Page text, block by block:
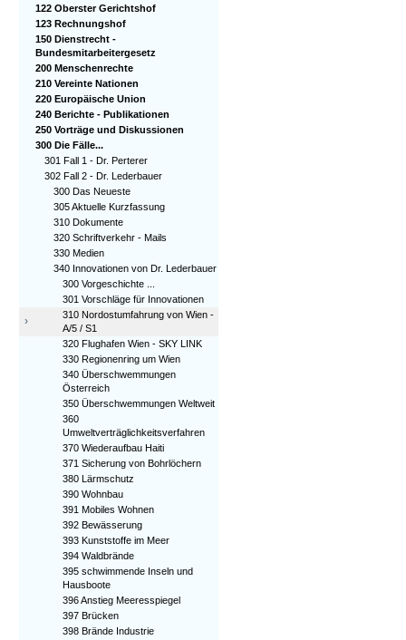
122 Oberster Gerichtshof
123 Rechnungshof
150 Dienstrecht -
Bundesmitarbeitergesetz
200 Menschenrechte
210 Vereinte Nationen
220 Europäische Union
240 Berichte - Publikationen
250 Vorträge und Diskussionen
300 Die Fälle...
301 Fall 1 - Dr. Perterer
302 Fall 2 - Dr. Lederbauer
300 Das Neueste
305 Aktuelle Kurzfassung
310 Dokumente
320 Schriftverkehr - Mails
330 Medien
340 Innovationen von Dr. Lederbauer
300 Vorgeschichte ...
301 Vorschläge für Innovationen
›
310 Nordostumfahrung von Wien -
A/5 / S1
320 Flughafen Wien - SKY LINK
330 Regionenring um Wien
340 Überschwemmungen
Österreich
350 Überschwemmungen Weltweit
360
Umweltverträglichkeitsverfahren
370 Wiederaufbau Haiti
371 Sicherung von Bohrlöchern
380 Lärmschutz
390 Wohnbau
391 Mobiles Wohnen
392 Bewässerung
393 Kunststoffe im Meer
394 Waldbrände
395 schwimmende Inseln und
Hausboote
396 Anstieg Meeresspiegel
397 Brücken
398 Brände Industrie